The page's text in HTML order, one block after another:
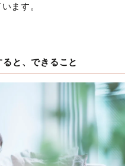
ます。
と、できること